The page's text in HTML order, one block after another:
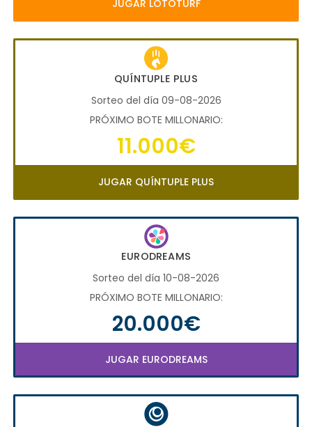
JUGAR LOTOTURF
QUÍNTUPLE PLUS
Sorteo del día 09-08-2026
PRÓXIMO BOTE MILLONARIO:
11.000€
JUGAR QUÍNTUPLE PLUS
EURODREAMS
Sorteo del día 10-08-2026
PRÓXIMO BOTE MILLONARIO:
20.000€
JUGAR EURODREAMS